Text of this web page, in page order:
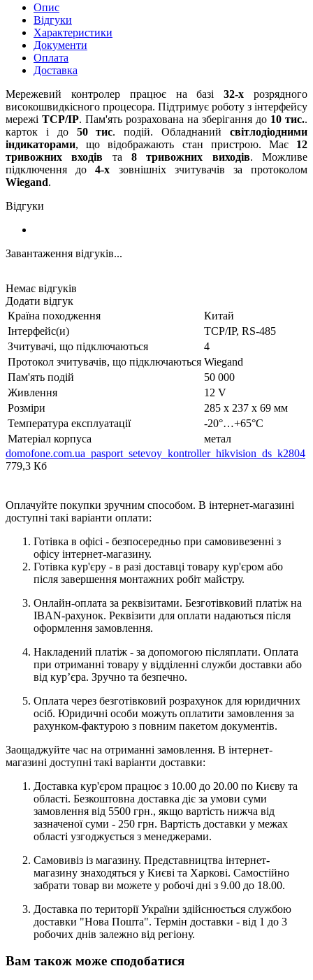
Опис
Відгуки
Характеристики
Документи
Оплата
Доставка
Мережевий контролер працює на базі32-х розрядного
високошвидкісного процесора. Підтримує роботу з інтерфейсу
мережі TCP/IP. Пам'ять розрахована на зберігання до 10 тис..
карток і до 50 тис. подій. Обладнанийсвітлодіодними
індикаторами, що відображають стан пристрою. Має 12
тривожних входів та8 тривожних виходів. Можливе
підключення до4-х зовнішніх зчитувачів за протоколом
Wiegand.
Відгуки
Завантаження відгуків...
Немає відгуків
Додати відгук
Країна походження
Китай
Інтерфейс(и)
TCP/IP, RS-485
Зчитувачі, що підключаються
4
Протокол зчитувачів, що підключаються Wiegand
Пам'ять подій
50 000
Живлення
12 V
Розміри
285 x 237 x 69 мм
Температура експлуатації
-20°…+65°C
Матеріал корпуса
метал
domofone.com.ua_pasport_setevoy_kontroller_hikvision_ds_k2804
779,3 Кб
Оплачуйте покупки зручним способом. В інтернет-магазині
доступні такі варіанти оплати:
Готівка в офісі - безпосередньо при самовивезенні з
офісу інтернет-магазину.
Готівка кур'єру - в разі доставці товару кур'єром або
після завершення монтажних робіт майстру.
Онлайн-оплата за реквізитами. Безготівковий платіж на
IBAN-рахунок. Реквізити для оплати надаються після
оформлення замовлення.
Накладений платіж - за допомогою післяплати. Оплата
при отриманні товару у відділенні служби доставки або
від кур’єра. Зручно та безпечно.
Оплата через безготівковий розрахунок для юридичних
осіб. Юридичні особи можуть оплатити замовлення за
рахунком-фактурою з повним пакетом документів.
Заощаджуйте час на отриманні замовлення. В інтернет-
магазині доступні такі варіанти доставки:
Доставка кур'єром працює з 10.00 до 20.00 по Києву та
області. Безкоштовна доставка діє за умови суми
замовлення від 5500 грн., якщо вартість нижча від
зазначеної суми - 250 грн. Вартість доставки у межах
області узгоджується з менеджерами.
Самовивіз із магазину. Представництва інтернет-
магазину знаходяться у Києві та Харкові. Самостійно
забрати товар ви можете у робочі дні з 9.00 до 18.00.
Доставка по території України здійснюється службою
доставки "Нова Пошта". Термін доставки - від 1 до 3
робочих днів залежно від регіону.
Вам також може сподобатися